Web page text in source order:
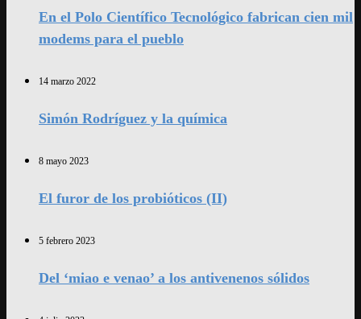
En el Polo Científico Tecnológico fabrican cien mil
modems para el pueblo
14 marzo 2022
Simón Rodríguez y la química
8 mayo 2023
El furor de los probióticos (II)
5 febrero 2023
Del ‘miao e venao’ a los antivenenos sólidos